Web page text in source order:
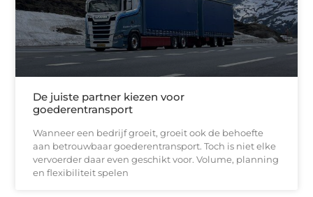
De juiste partner kiezen voor
goederentransport
Wanneer een bedrijf groeit, groeit ook de behoefte
aan betrouwbaar goederentransport. Toch is niet elke
vervoerder daar even geschikt voor. Volume, planning
en flexibiliteit spelen